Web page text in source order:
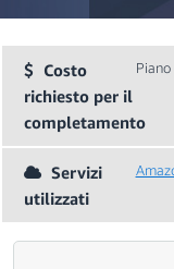
Costo
richiesto per il
completamento
Servizi
utilizzati